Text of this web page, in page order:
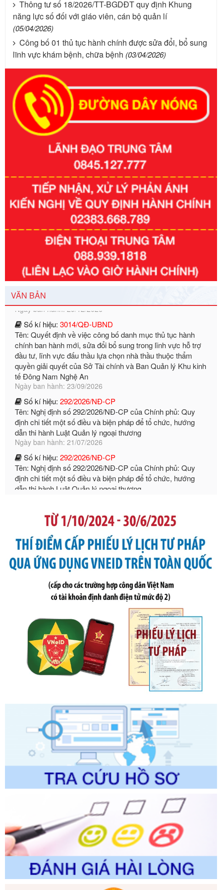
Thông tư số 18/2026/TT-BGDĐT quy định Khung
năng lực số đối với giáo viên, cán bộ quản lí
(05/04/2026)
Công bố 01 thủ tục hành chính được sửa đổi, bổ sung
lĩnh vực khám bệnh, chữa bệnh (03/04/2026)
VĂN BẢN
351/2025/NĐ-CP
Tên: Nghị định số 351/2025/NĐ-CP của Chính phủ: Quy
định chuẩn nghèo đa chiều quốc gia giai đoạn 2026 - 2030
Số kí hiệu:
Tên: Quyết định về việc công bố danh mục thủ tục hành
chính ban hành mới, sửa đổi bổ sung trong lĩnh vực hỗ trợ
đầu tư, lĩnh vực đấu thầu lựa chọn nhà thầu thuộc thẩm
quyền giải quyết của Sở Tài chính và Ban Quản lý Khu kinh
tế Đông Nam Nghệ An
Ngày ban hành: 23/09/2026
Số kí hiệu: 292/2026/NĐ-CP
Tên: Nghị định số 292/2026/NĐ-CP của Chính phủ: Quy
định chi tiết một số điều và biện pháp để tổ chức, hướng
dẫn thi hành Luật Quản lý ngoại thương
Ngày ban hành: 21/07/2026
Số kí hiệu:292/2026/NĐ-CP
Tên: Nghị định số 292/2026/NĐ-CP của Chính phủ: Quy
định chi tiết một số điều và biện pháp để tổ chức, hướng
dẫn thi hành Luật Quản lý ngoại thương
Ngày ban hành: 21/07/2026
Số kí hiệu: 105/2026/TT-BTC
bỏ Thông tư số 87/2019/TT- BТC ngày 19 tháng 12 năm
2019 của Bộ trưởng Bộ Tài chính hướng dẫn thực hiện xử
Ngày ban hành: 21/07/2026
Số kí hiệu:291/2026/NĐ-CP
Tên: Nghị định số 291/2026/NĐ-CP của Chính phủ: Sửa
ngày 19 tháng 10 năm 2020 của Chính phủ quy định xử
phạt vi phạm hành chính về thuế, hóa đơn được sửa đổi, bổ
sung bởi Nghị định số 102/2021/NĐ-CP
Ngày ban hành: 20/07/2026
Số kí hiệu:2303/QĐ-UBND
Tên: Quyết định công bố Danh mục thủ tục hành chính mới
ban hành, được sửa đổi, bổ sung, bị bãi bỏ và phê duyệt
Quy trình nội bộ, quy trình điện tử giải quyết thủ tục hành
chính trong một số lĩnh vực thuộc phạm vi chức năng quản
Số kí hiệu:2304/QĐ-UBND
Tên: Quyết định công bố Danh mục thủ tục hành chính
được sửa đổi, bổ sung và phê duyệt Quy trình nội bộ, quy
trình điện tử giải quyết thủ tục hành chính trong lĩnh vực Du
lịch thuộc phạm vi chức năng quản lý của Sở Văn hóa, Thể
Ngày ban hành: 01/06/2026
Số kí hiệu:2310/QĐ-UBND
Tên: Về việc công bố Danh mục thủ tục hành chính sửa
đổi, bổ sung và phê duyệt Quy trình nội bộ, quy trình điện tử
trong giải quyết thủtục hành chính lĩnh vực biến đổi khí hậu
thuộc phạm vi giải quyết của Sở Nông nghiệp và Môi
trường
Ngày ban hành: 01/06/2026
Số kí hiệu:2300/QĐ-UBND
Tên: V/v công bố danh mục thủ tục hành chính được sửa
đổi, bổ sung và phê duyệt quy trình nội bộ, quy trình điện tử